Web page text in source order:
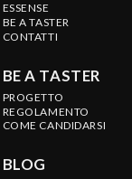
ESSENSE
BE A TASTER
CONTATTI
BE A TASTER
PROGETTO
REGOLAMENTO
COME CANDIDARSI
BLOG